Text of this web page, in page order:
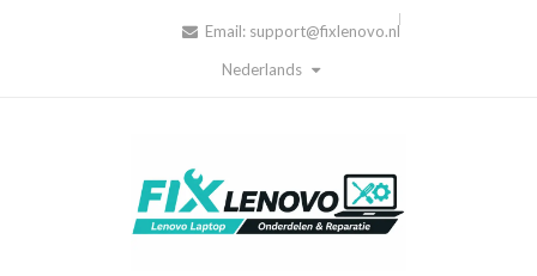
Email: support@fixlenovo.nl
Nederlands